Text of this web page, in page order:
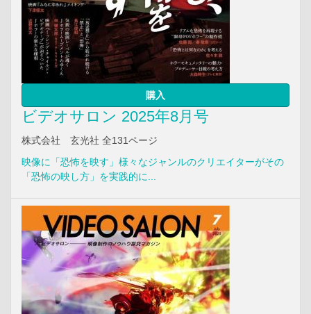
購入
ビデオサロン 2025年8月号
株式会社 玄光社 全131ページ
映像に「恐怖を映す」様々なジャンルのクリエイターがその
「恐怖の映し方」を実践的に...